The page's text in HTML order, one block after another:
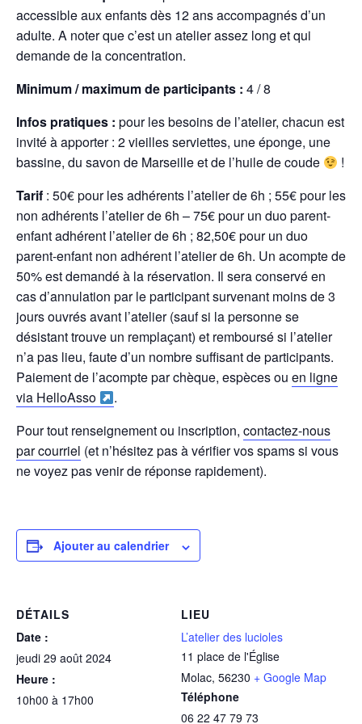
accessible aux enfants dès 12 ans accompagnés d’un
adulte. A noter que c’est un atelier assez long et qui
demande de la concentration.
Minimum / maximum de participants : 4 / 8
Infos pratiques : pour les besoins de l’atelier, chacun est
invité à apporter : 2 vieilles serviettes, une éponge, une
bassine, du savon de Marseille et de l’huile de coude
!
Tarif : 50€ pour les adhérents l’atelier de 6h ; 55€ pour les
non adhérents l’atelier de 6h – 75€ pour un duo parent-
enfant adhérent l’atelier de 6h ; 82,50€ pour un duo
parent-enfant non adhérent l’atelier de 6h. Un acompte de
50% est demandé à la réservation. Il sera conservé en
cas d’annulation par le participant survenant moins de 3
jours ouvrés avant l’atelier (sauf si la personne se
désistant trouve un remplaçant) et remboursé si l’atelier
n’a pas lieu, faute d’un nombre suffisant de participants.
Paiement de l’acompte par chèque, espèces ou en ligne
via HelloAsso
.
Pour tout renseignement ou inscription, contactez-nous
par courriel (et n’hésitez pas à vérifier vos spams si vous
ne voyez pas venir de réponse rapidement).
Ajouter au calendrier
DÉTAILS
Date :
jeudi 29 août 2024
Heure :
10h00 à 17h00
LIEU
L’atelier des lucioles
11 place de l'Église
Molac, 56230 + Google Map
Téléphone
06 22 47 79 73